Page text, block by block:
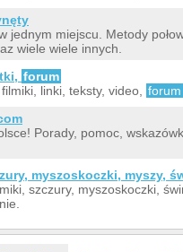
jednym miejscu. Metody
wiele wiele innych.
forum
linki, teksty, video,
forum
Porady, pomoc,
myszoskoczki, myszy,
szczury, myszoskoczki,